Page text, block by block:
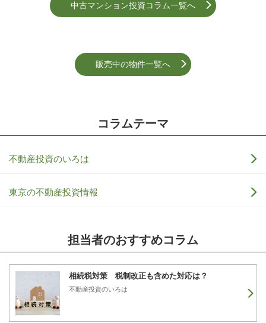
中古マンション投資コラム一覧へ
販売中の物件一覧へ
コラムテーマ
不動産投資のいろは
東京の不動産投資情報
担当者のおすすめコラム
相続税対策 税制改正も含めた対応は？
不動産投資のいろは